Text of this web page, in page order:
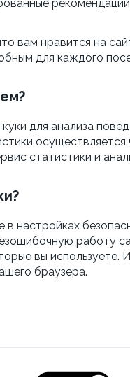
вам нравится на
для каждого
для анализа
осуществляется
статистики и
настройках
работу
вы
браузера.